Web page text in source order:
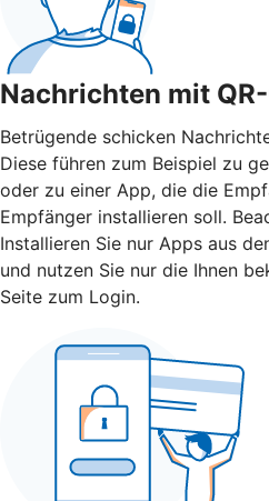
Nachrichten mit
Betrügende schicken
Diese führen zum Beispiel zu
oder zu einer App, die die
Empfänger installieren soll.
Installieren Sie nur Apps aus
und nutzen Sie nur die Ihnen
Seite zum Login.